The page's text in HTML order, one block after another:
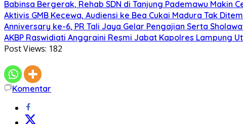
Babinsa Bergerak, Rehab SDN di Tanjung Pademawu Makin
Aktivis GMB Kecewa, Audiensi ke Bea Cukai Madura Tak
Anniversary ke-6, PR Tali Jaya Gelar Pengajian Serta
AKBP Raswidiati Anggraini Resmi Jabat Kapolres Lampung
Post Views: 182
Komentar